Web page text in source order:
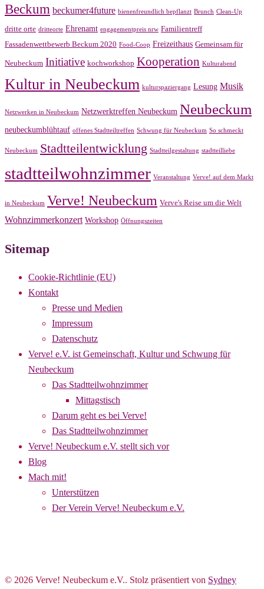
Beckum beckumer4future bienenfreundlich bepflanzt Brunch Clean-Up
dritte orte dritteorte Ehrenamt engagementpreis nrw Familientreff
Fassadenwettbewerb Beckum 2020 Food-Coop Freizeithaus Gemeinsam für
Neubeckum Initiative kochworkshop Kooperation Kulturabend
Kultur in Neubeckum kulturspaziergang Lesung Musik
Netzwerken in Neubeckum Netzwerktreffen Neubeckum Neubeckum
neubeckumblühtauf offenes Stadtteiltreffen Schwung für Neubeckum So schmeckt
Neubeckum Stadtteilentwicklung Stadtteilgestaltung stadtteilliebe
stadtteilwohnzimmer Veranstaltung Verve! auf dem Markt
in Neubeckum Verve! Neubeckum Verve's Reise um die Welt
Wohnzimmerkonzert Workshop Öffnungszeiten
Sitemap
Cookie-Richtlinie (EU)
Kontakt
Presse und Medien
Impressum
Datenschutz
Verve! e.V. ist Gemeinschaft, Kultur und Schwung für
Neubeckum
Das Stadtteilwohnzimmer
Mittagstisch
Darum geht es bei Verve!
Das Stadtteilwohnzimmer
Verve! Neubeckum e.V. stellt sich vor
Blog
Mach mit!
Unterstützen
Der Verein Verve! Neubeckum e.V.
© 2026 Verve! Neubeckum e.V.. Stolz präsentiert von Sydney